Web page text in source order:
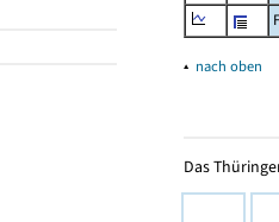
▴ nach oben
Das